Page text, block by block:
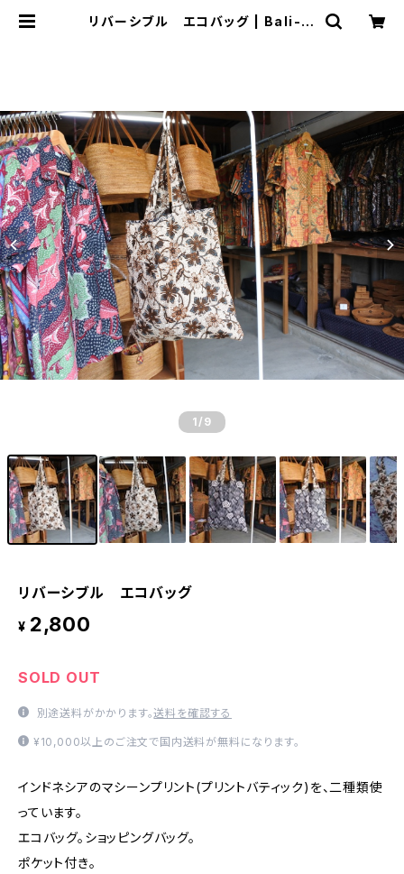
リバーシブル エコバッグ | Bali-m
1 /9
リバーシブル エコバッグ
¥ 2,800
SOLD OUT
別途送料がかかります。送料を確認する
¥10,000以上のご注文で国内送料が無料になります。
インドネシアのマシーンプリント(プリントバティック)を、二種類使
っています。
エコバッグ。ショッピングバッグ。
ポケット付き。